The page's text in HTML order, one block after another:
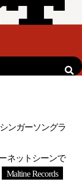
ンガーソングラ
ネットシーンで
Maltine Records